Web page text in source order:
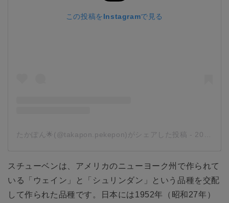
この投稿をInstagramで見る
たかぽん🌟(@takapon.pekepon)がシェアした投稿 - 2018年 9月月20日午前4時17分PDT
スチューベンは、アメリカのニューヨーク州で作られて
いる「ウェイン」と「シュリンダン」という品種を交配
して作られた品種です。日本には1952年（昭和27年）